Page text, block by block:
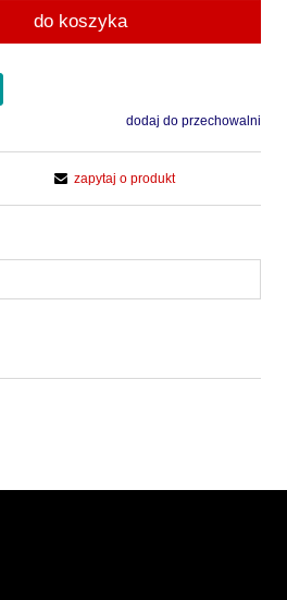
do koszyka
dodaj do przechowalni
zapytaj o produkt
kosztów płatności